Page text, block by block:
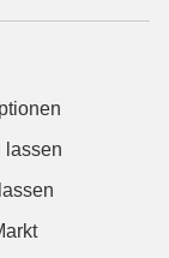
lassen